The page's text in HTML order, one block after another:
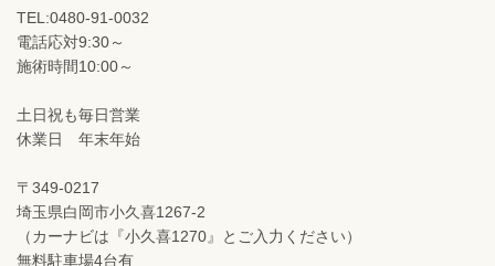
TEL:0480-91-0032
電話応対9:30～
施術時間10:00～
土日祝も毎日営業
休業日 年末年始
〒349-0217
埼玉県白岡市小久喜1267-2
（カーナビは『小久喜1270』とご入力ください）
無料駐車場4台有